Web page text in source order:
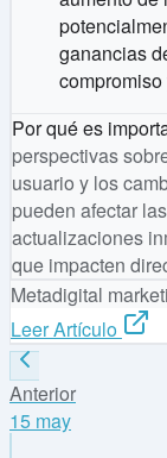
ganancias
Por qué es
perspectivas
usuario y los
pueden afectar
actualizaciones
que impacten
Metadigital
Leer Artículo
Anterior
15 may